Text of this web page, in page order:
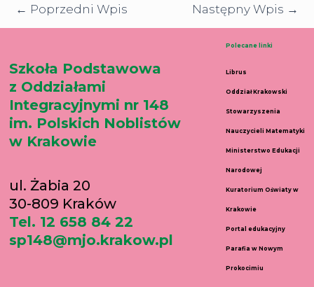
← Poprzedni Wpis Następny Wpis →
Szkoła Podstawowa
z Oddziałami
Integracyjnymi nr 148
im. Polskich Noblistów
w Krakowie
ul. Żabia 20
30-809 Kraków
Tel. 12 658 84 22
sp148@mjo.krakow.pl
Polecane linki
Librus
Oddział Krakowski
Stowarzyszenia
Nauczycieli Matematyki
Ministerstwo Edukacji
Narodowej
Kuratorium Oświaty w
Krakowie
Portal edukacyjny
Parafia w Nowym
Prokocimiu